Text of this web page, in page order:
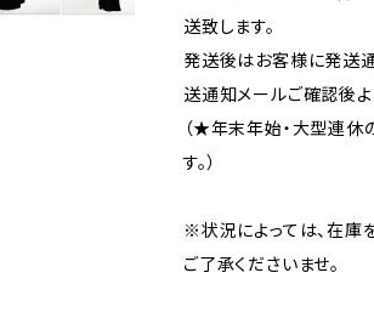
送致します。
発送後はお客様に発送
送通知メールご確認後
（★年末年始・大型連休
す。）
※状況によっては、在庫
ご了承くださいませ。